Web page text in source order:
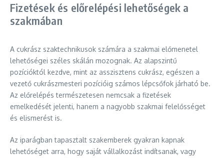
Fizetések és előrelépési lehetőségek a
szakmában
A cukrász szaktechnikusok számára a szakmai előmenetel
lehetőségei széles skálán mozognak. Az alapszintű
pozícióktól kezdve, mint az asszisztens cukrász, egészen a
vezető cukrászmesteri pozícióig számos lépcsőfok járható be.
Az előrelépés természetesen nemcsak a fizetések
emelkedését jelenti, hanem a nagyobb szakmai felelősséget
és elismerést is.
Az iparágban tapasztalt szakemberek gyakran kapnak
lehetőséget arra, hogy saját vállalkozást indítsanak, vagy